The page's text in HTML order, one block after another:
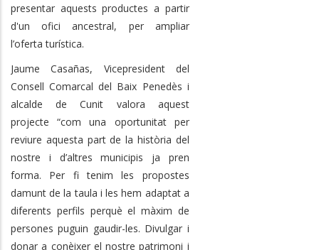
presentar aquests productes a partir
d'un ofici ancestral, per ampliar
l’oferta turística.
Jaume Casañas, Vicepresident del
Consell Comarcal del Baix Penedès i
alcalde de Cunit valora aquest
projecte “com una oportunitat per
reviure aquesta part de la història del
nostre i d’altres municipis ja pren
forma. Per fi tenim les propostes
damunt de la taula i les hem adaptat a
diferents perfils perquè el màxim de
persones puguin gaudir-les. Divulgar i
donar a conèixer el nostre patrimoni i